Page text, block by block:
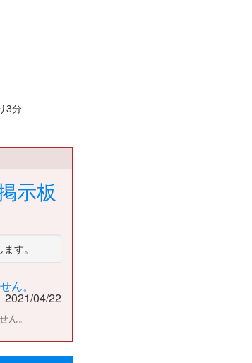
3分
示板
す。
ん。
2021/04/22
ん。